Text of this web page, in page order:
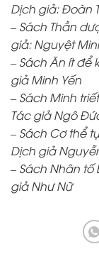
Dịch giả: Đoàn
– Sách Thần
giả: Nguyệt
– Sách Ăn ít để
giả Minh Yến
– Sách Minh
Tác giả Ngô
– Sách Cơ thể
Dịch giả
– Sách Nhân tố
giả Như Nữ